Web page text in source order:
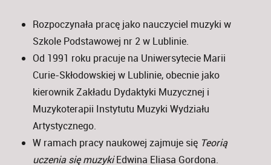
Rozpoczynała pracę jako nauczyciel muzyki w
Szkole Podstawowej nr 2 w Lublinie.
Od 1991 roku pracuje na Uniwersytecie Marii
Curie-Skłodowskiej w Lublinie, obecnie jako
kierownik Zakładu Dydaktyki Muzycznej i
Muzykoterapii Instytutu Muzyki Wydziału
Artystycznego.
W ramach pracy naukowej zajmuje się Teorią
uczenia się muzykiEdwina Eliasa Gordona.